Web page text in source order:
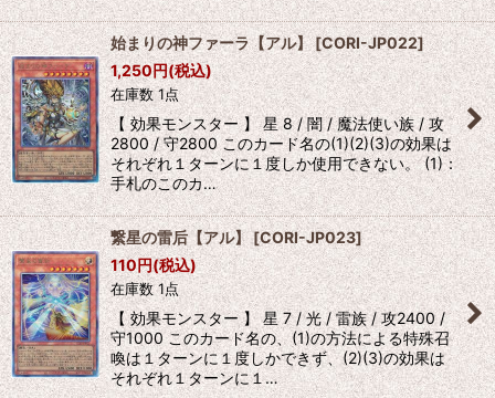
始まりの神ファーラ【アル】[CORI-JP022]
1,250円(税込)
在庫数 1点
【 効果モンスター 】 星 8 / 闇 / 魔法使い族 / 攻
2800 / 守2800 このカード名の(1)(2)(3)の効果は
それぞれ１ターンに１度しか使用できない。 (1)：
手札のこのカ…
繋星の雷后【アル】 [CORI-JP023]
110円(税込)
在庫数 1点
【 効果モンスター 】 星 7 / 光 / 雷族 / 攻2400 /
守1000 このカード名の、(1)の方法による特殊召
喚は１ターンに１度しかできず、(2)(3)の効果は
それぞれ１ターンに１…